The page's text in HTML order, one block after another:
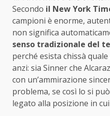
Secondo il New York
campioni è enorme,
non significa
senso tradizionale del
perché esista chissà
anzi: sia Sinner che
con un’ammirazione
problema, se così lo si
legato alla posizione in